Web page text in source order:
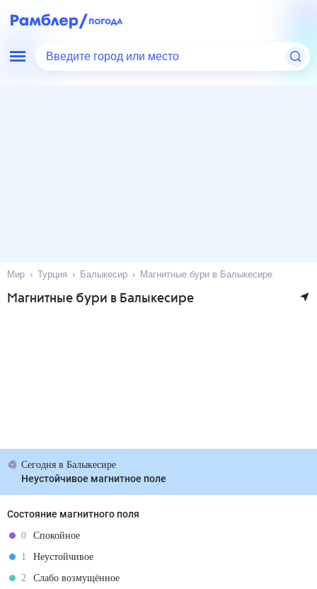
Введите город или место
Мир Турция Балыкесир Магнитные бури в Балыкесире
Магнитные бури в Балыкесире
Сегодняв Балыкесире
Неустойчивое магнитное поле
Состояние магнитного поля
0
Спокойное
1
Неустойчивое
2
Слабо возмущённое